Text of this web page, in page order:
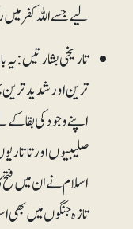
لیے جسے اللہ کفر
تاریخی بشارتیں:
ترین اور شدید
اپنے وجود کی بقا
صلیبیوں اور
اسلام نے ان میں فتح
تازہ جنگوں میں